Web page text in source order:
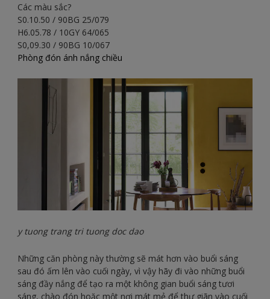
Các màu sắc?
S0.10.50 / 90BG 25/079
H6.05.78 / 10GY 64/065
S0,09.30 / 90BG 10/067
Phòng đón ánh nắng chiều
y tuong trang tri tuong doc dao
Những căn phòng này thường sẽ mát hơn vào buổi sáng
sau đó ấm lên vào cuối ngày, vì vậy hãy đi vào những buổi
sáng đầy nắng để tạo ra một không gian buổi sáng tươi
sáng, chào đón hoặc một nơi mát mẻ để thư giãn vào cuối